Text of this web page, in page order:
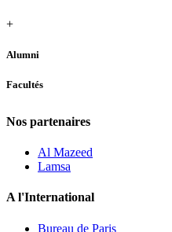
+
Alumni
Facultés
Nos partenaires
Al Mazeed
Lamsa
A l'International
Bureau de Paris